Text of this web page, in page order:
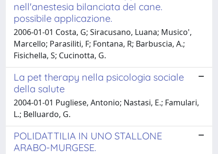
nell'anestesia bilanciata del cane.
possibile applicazione.
2006-01-01 Costa, G; Siracusano, Luana; Musico',
Marcello; Parasiliti, F; Fontana, R; Barbuscia, A.;
Fisichella, S; Cucinotta, G.
La pet therapy nella psicologia sociale
della salute
2004-01-01 Pugliese, Antonio; Nastasi, E.; Famulari,
L.; Belluardo, G.
POLIDATTILIA IN UNO STALLONE
ARABO-MURGESE.